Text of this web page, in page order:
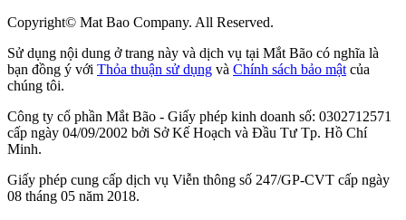
Copyright© Mat Bao Company. All Reserved.
Sử dụng nội dung ở trang này và dịch vụ tại Mắt Bão có nghĩa là
bạn đồng ý với Thỏa thuận sử dụng và Chính sách bảo mật của
chúng tôi.
Công ty cổ phần Mắt Bão - Giấy phép kinh doanh số: 0302712571
cấp ngày 04/09/2002 bởi Sở Kế Hoạch và Đầu Tư Tp. Hồ Chí
Minh.
Giấy phép cung cấp dịch vụ Viễn thông số 247/GP-CVT cấp ngày
08 tháng 05 năm 2018.